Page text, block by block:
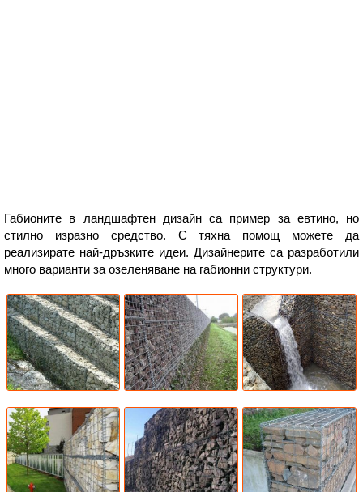
Габионите в ландшафтен дизайн са пример за евтино, но
стилно изразно средство. С тяхна помощ можете да
реализирате най-дръзките идеи. Дизайнерите са разработили
много варианти за озеленяване на габионни структури.